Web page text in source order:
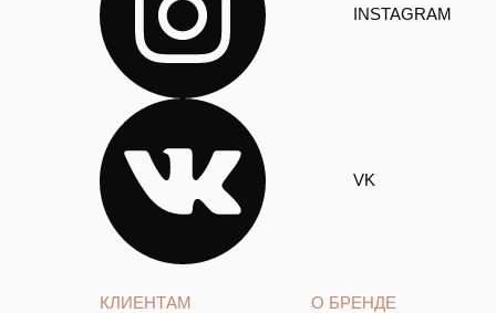
КЛИЕНТАМ О БРЕНДЕ
INSTAGRAM
VK